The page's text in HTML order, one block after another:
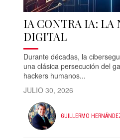
IA CONTRA IA: LA
DIGITAL
Durante décadas, la
una clásica persecución del
hackers humanos...
JULIO 30, 2026
GUILLERMO